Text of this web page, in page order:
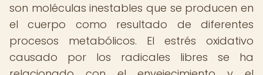
son moléculas inestables que se producen en
el cuerpo como resultado de diferentes
procesos metabólicos. El estrés oxidativo
causado por los radicales libres se ha